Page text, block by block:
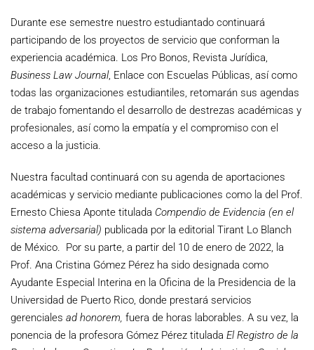
Durante ese semestre nuestro estudiantado continuará
participando de los proyectos de servicio que conforman la
experiencia académica. Los Pro Bonos, Revista Jurídica,
Business Law Journal, Enlace con Escuelas Públicas, así como
todas las organizaciones estudiantiles, retomarán sus agendas
de trabajo fomentando el desarrollo de destrezas académicas y
profesionales, así como la empatía y el compromiso con el
acceso a la justicia.
Nuestra facultad continuará con su agenda de aportaciones
académicas y servicio mediante publicaciones como la del Prof.
Ernesto Chiesa Aponte titulada Compendio de Evidencia (en el
sistema adversarial) publicada por la editorial Tirant Lo Blanch
de México. Por su parte, a partir del 10 de enero de 2022, la
Prof. Ana Cristina Gómez Pérez ha sido designada como
Ayudante Especial Interina en la Oficina de la Presidencia de la
Universidad de Puerto Rico, donde prestará servicios
gerenciales ad honorem, fuera de horas laborables. A su vez, la
ponencia de la profesora Gómez Pérez titulada El Registro de la